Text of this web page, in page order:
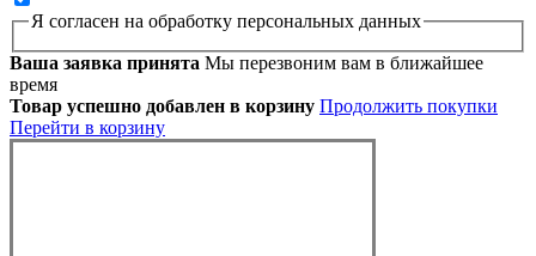
Я согласен на обработку персональных данных
Ваша заявка принята Мы перезвоним вам в ближайшее
время
Товар успешно добавлен в корзину Продолжить покупки
Перейти в корзину